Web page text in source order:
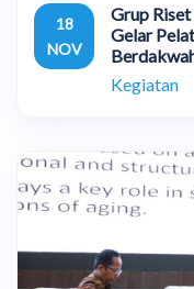
18
NOV
Grup
Gelar
Kegiatan